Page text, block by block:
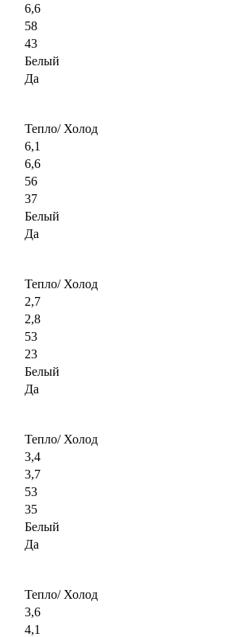
6,6
58
43
Белый
Да
Тепло/ Холод
6,1
6,6
56
37
Белый
Да
Тепло/ Холод
2,7
2,8
53
23
Белый
Да
Тепло/ Холод
3,4
3,7
53
35
Белый
Да
Тепло/ Холод
3,6
4,1